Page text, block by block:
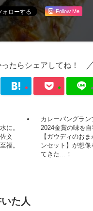
Follow Me
ったらシェアしてね！
に。
文
福。
カレーパングラン
2024金賞の味を
【ガウディのお
ンセット】が想像
てきた…！
た人